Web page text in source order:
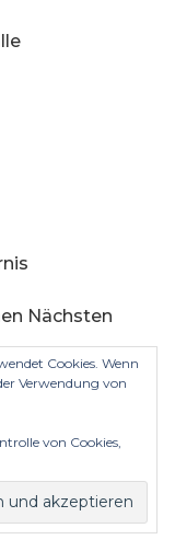
Nächsten
Cookies. Wenn
Verwendung von
von Cookies,